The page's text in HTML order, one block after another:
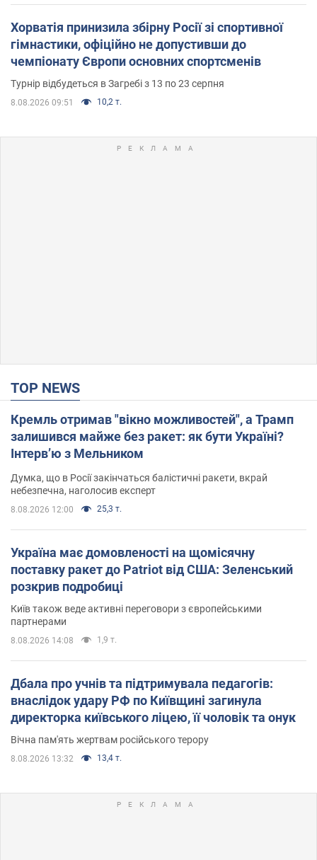
Хорватія принизила збірну Росії зі спортивної
гімнастики, офіційно не допустивши до
чемпіонату Європи основних спортсменів
Турнір відбудеться в Загребі з 13 по 23 серпня
8.08.2026 09:51 10,2 т.
TOP NEWS
Кремль отримав "вікно можливостей", а Трамп
залишився майже без ракет: як бути Україні?
Інтерв’ю з Мельником
Думка, що в Росії закінчаться балістичні ракети, вкрай
небезпечна, наголосив експерт
8.08.2026 12:00 25,3 т.
Україна має домовленості на щомісячну
поставку ракет до Patriot від США: Зеленський
розкрив подробиці
Київ також веде активні переговори з європейськими
партнерами
8.08.2026 14:08 1,9 т.
Дбала про учнів та підтримувала педагогів:
внаслідок удару РФ по Київщині загинула
директорка київського ліцею, її чоловік та онук
Вічна пам'ять жертвам російського терору
8.08.2026 13:32 13,4 т.